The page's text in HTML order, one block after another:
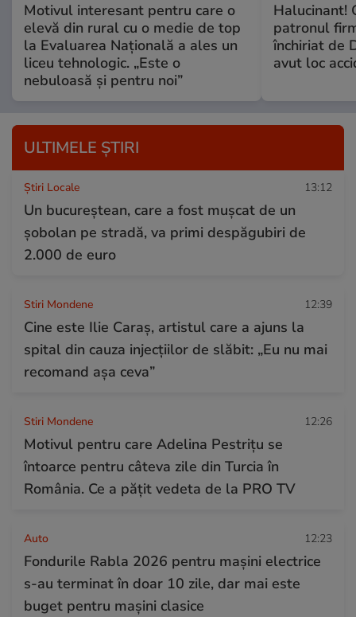
Motivul interesant pentru care o
elevă din rural cu o medie de top
la Evaluarea Națională a ales un
liceu tehnologic. „Este o
nebuloasă și pentru noi”
Halucinant!
patronul
închiriat de
avut loc
ULTIMELE ȘTIRI
Știri Locale 13:12
Un bucureștean, care a fost mușcat de un
șobolan pe stradă, va primi despăgubiri de
2.000 de euro
Stiri Mondene 12:39
Cine este Ilie Caraș, artistul care a ajuns la
spital din cauza injecțiilor de slăbit: „Eu nu mai
recomand așa ceva”
Stiri Mondene 12:26
Motivul pentru care Adelina Pestrițu se
întoarce pentru câteva zile din Turcia în
România. Ce a pățit vedeta de la PRO TV
Auto 12:23
Fondurile Rabla 2026 pentru mașini electrice
s-au terminat în doar 10 zile, dar mai este
buget pentru mașini clasice